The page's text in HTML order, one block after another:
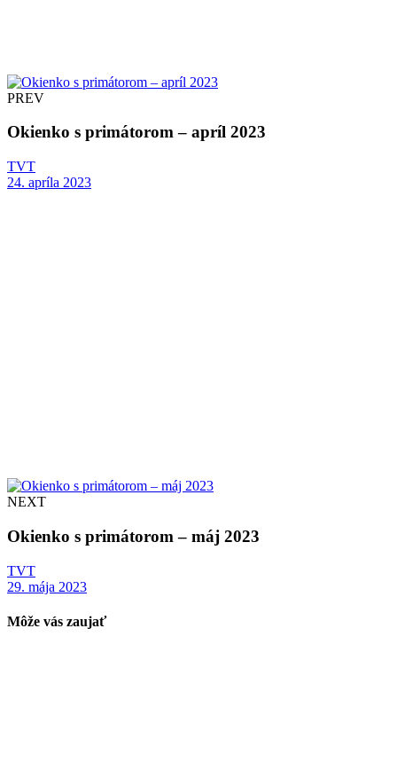
PREV
Okienko s primátorom – apríl 2023
TVT
24. apríla 2023
NEXT
Okienko s primátorom – máj 2023
TVT
29. mája 2023
Môže vás zaujať